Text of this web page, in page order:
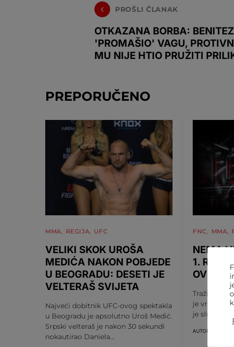
PROŠLI ČLANAK
OTKAZANA BORBA: BENITEZ
'PROMAŠIO' VAGU,
MU NIJE HTIO PRUŽITI
PREPORUČENO
MMA REGIJA UFC
VELIKI SKOK UROŠA
MEDIĆA NAKON POBJEDE
U BEOGRADU: DESETI JE
VELTERAŠ SVIJETA
Najveći dobitnik UFC-ovog spektakla
u Beogradu je apsolutno Uroš Medić.
Srpski velteraš je nakon 30 sekundi
nokautirao Daniela…
FNC MMA
NEMA
1.
OV
Tražili ste,
je vrijeme
je službeno…
AUTOR